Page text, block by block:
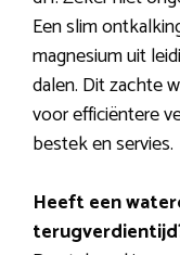
Een slim
magnesium uit
dalen. Dit zachte
voor efficiëntere
bestek en servies.
Heeft een